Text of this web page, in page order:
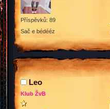
Příspěvků: 89
Sač e bédééz
Leo
Klub ŽvB